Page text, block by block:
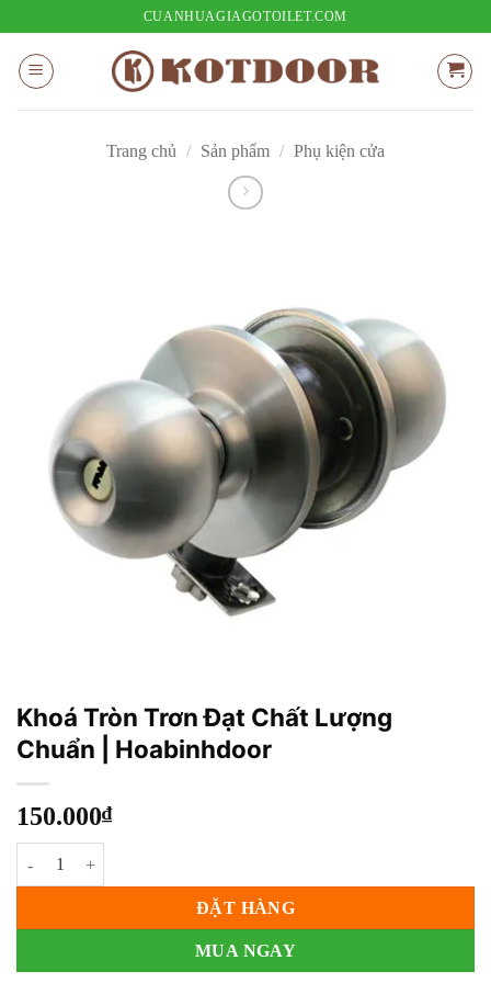
nội
dung
CUANHUAGIAGOTOILET.COM
Trang chủ / Sản phẩm / Phụ kiện cửa
Khoá Tròn Trơn Đạt Chất Lượng
Chuẩn | Hoabinhdoor
150.000₫
ĐẶT HÀNG
MUA NGAY